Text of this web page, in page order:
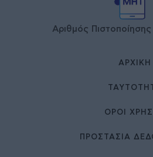
Αριθμός
ΑΡΧΙΚΉ
ΌΡΟΙ
ΠΡΟΣΤΑΣΙΑ